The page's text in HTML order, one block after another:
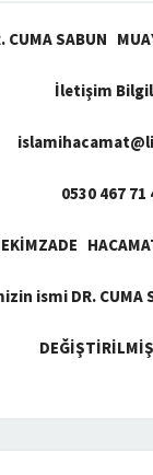
CUMA SABUN
İletişim
0530 467 71
ismi DR. CUMA